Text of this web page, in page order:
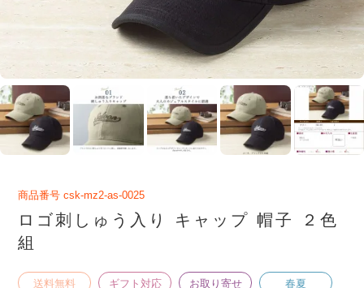
商品番号 csk-mz2-as-0025
ロゴ刺しゅう入り キャップ 帽子 ２色
組
送料無料 ギフト対応 お取り寄せ 春夏